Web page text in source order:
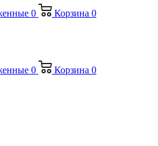
0 Корзина 0
0 Корзина 0